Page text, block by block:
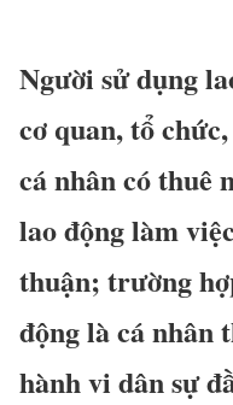
Người sử dụng
cơ quan, tổ
cá nhân có thuê
lao động làm
thuận; trường
động là cá nhân
hành vi dân sự